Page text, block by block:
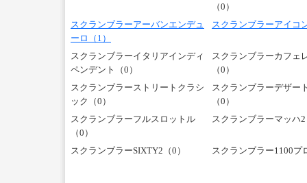
（0）
スクランブラーアーバンエンデュ
ーロ（1）
スクランブラーアイコ
スクランブラーイタリアインディ
ペンデント（0）
スクランブラーカフェ
（0）
スクランブラーストリートクラシ
ック（0）
スクランブラーデザー
（0）
スクランブラーフルスロットル
（0）
スクランブラーマッハ
スクランブラーSIXTY2（0） スクランブラー1100プ